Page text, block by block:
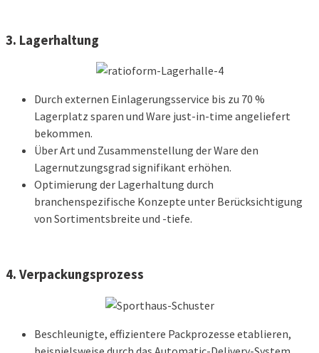
3. Lagerhaltung
Durch externen Einlagerungsservice bis zu 70 %
Lagerplatz sparen und Ware just-in-time angeliefert
bekommen.
Über Art und Zusammenstellung der Ware den
Lagernutzungsgrad signifikant erhöhen.
Optimierung der Lagerhaltung durch
branchenspezifische Konzepte unter Berücksichtigung
von Sortimentsbreite und -tiefe.
4. Verpackungsprozess
Beschleunigte, effizientere Packprozesse etablieren,